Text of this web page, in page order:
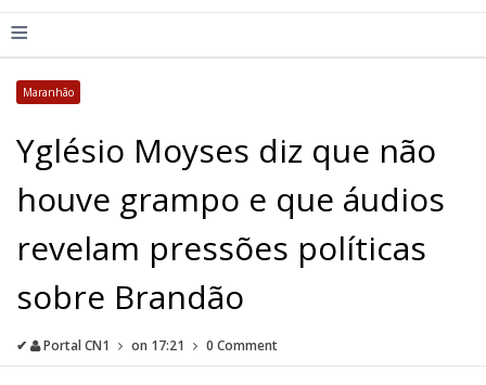
≡
Maranhão
Yglésio Moyses diz que não
houve grampo e que áudios
revelam pressões políticas
sobre Brandão
✔ Portal CN1 on 17:21 0 Comment